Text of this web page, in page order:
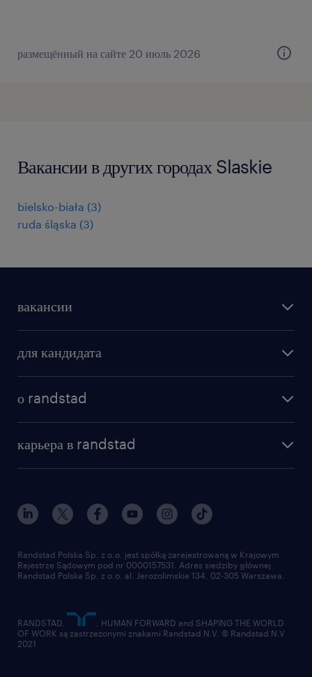
размещённый на сайте 20 июль 2026
Вакансии в других городах Slaskie
bielsko-biała (3)
ruda śląska (3)
вакансии
бонусы для работников
для кандидата
о randstad
институт исследований randstad
для медиа
для поставщиков
карьера в randstad
наш мир
работа в randstad
отправить резюме
Randstad Polska Sp. z o.o. jest spółką zarejestrowaną w Krajowym
Rejestrze Sądowym pod nr 0000157531. Adres siedziby głównej
Randstad Polska Sp. z o.o. al. Jerozolimskie 134, 02-305 Warszawa.
RANDSTAD,
, HUMAN FORWARD and SHAPING THE WORLD
OF WORK są zastrzeżonymi znakami Randstad N.V. © Randstad N.V
2021